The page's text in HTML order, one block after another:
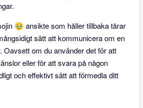
🥹 ansikte som håller tillbaka tårar
sätt att kommunicera om en
Oavsett om du använder det för att
eller för att svara på någon
och effektivt sätt att förmedla ditt